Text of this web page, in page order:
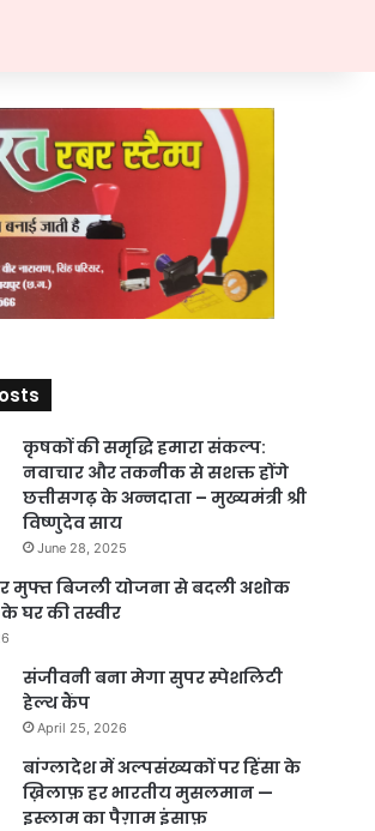
कृषकों की समृद्धि हमारा संकल्प:
नवाचार और तकनीक से सशक्त होंगे
छत्तीसगढ़ के अन्नदाता – मुख्यमंत्री श्री
विष्णुदेव साय
June 28, 2025
मुफ्त बिजली योजना से बदली अशोक
घर की तस्वीर
संजीवनी बना मेगा सुपर स्पेशलिटी
हेल्थ कैंप
April 25, 2026
बांग्लादेश में अल्पसंख्यकों पर हिंसा के
ख़िलाफ़ हर भारतीय मुसलमान —
इस्लाम का पैग़ाम इंसाफ़